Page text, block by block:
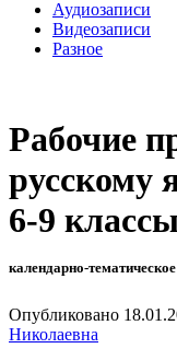
Аудиозаписи
Видеозаписи
Разное
Рабочие
русскому
6-9
календарно-
Опубликовано
Николаевна